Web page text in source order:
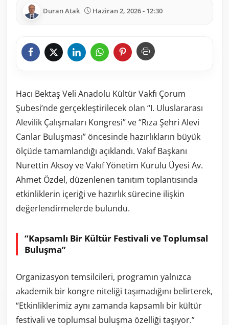
Duran Atak Haziran 2, 2026 - 12:30
Hacı Bektaş Veli Anadolu Kültür Vakfı Çorum
Şubesi’nde gerçekleştirilecek olan “I. Uluslararası
Alevilik Çalışmaları Kongresi” ve “Rıza Şehri Alevi
Canlar Buluşması” öncesinde hazırlıkların büyük
ölçüde tamamlandığı açıklandı. Vakıf Başkanı
Nurettin Aksoy ve Vakıf Yönetim Kurulu Üyesi Av.
Ahmet Özdel, düzenlenen tanıtım toplantısında
etkinliklerin içeriği ve hazırlık sürecine ilişkin
değerlendirmelerde bulundu.
“Kapsamlı Bir Kültür Festivali ve Toplumsal
Buluşma”
Organizasyon temsilcileri, programın yalnızca
akademik bir kongre niteliği taşımadığını belirterek,
“Etkinliklerimiz aynı zamanda kapsamlı bir kültür
festivali ve toplumsal buluşma özelliği taşıyor.”